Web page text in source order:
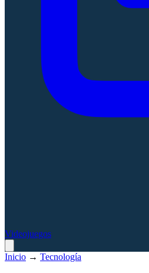
Videojuegos
Inicio → Tecnología